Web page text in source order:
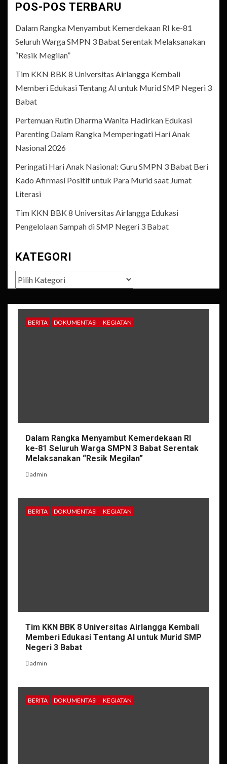
POS-POS TERBARU
Dalam Rangka Menyambut Kemerdekaan RI ke-81
Seluruh Warga SMPN 3 Babat Serentak Melaksanakan
“Resik Megilan”
Tim KKN BBK 8 Universitas Airlangga Kembali
Memberi Edukasi Tentang AI untuk Murid SMP Negeri 3
Babat
Pertemuan Rutin Dharma Wanita Hadirkan Edukasi
Parenting Dalam Rangka Memperingati Hari Anak
Nasional 2026
Peringati Hari Anak Nasional: Guru SMPN 3 Babat Beri
Kado Afirmasi Positif untuk Para Murid saat Jumat
Literasi
Tim KKN BBK 8 Universitas Airlangga Edukasi
Pengelolaan Sampah di SMP Negeri 3 Babat
KATEGORI
Kategori
BERITA DOKUMENTASI KEGIATAN
Dalam Rangka Menyambut Kemerdekaan RI
ke-81 Seluruh Warga SMPN 3 Babat Serentak
Melaksanakan “Resik Megilan”
admin
BERITA DOKUMENTASI KEGIATAN
Tim KKN BBK 8 Universitas Airlangga Kembali
Memberi Edukasi Tentang AI untuk Murid SMP
Negeri 3 Babat
admin
BERITA DOKUMENTASI KEGIATAN